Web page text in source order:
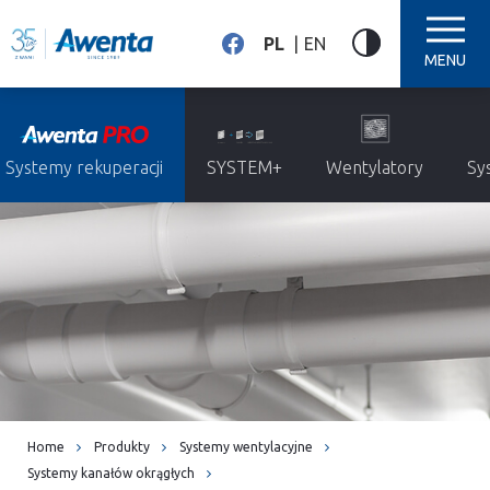
PL EN
MENU
SYSTEM+ Wentylatory
Systemy rekuperacji
Home Produkty
Systemy wentylacyjne
Systemy kanałów okrągłych